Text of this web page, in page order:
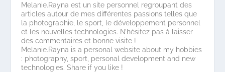
Melanie.Rayna est un site personnel regroupant des
articles autour de mes différentes passions telles que
la photographie, le sport, le développement personnel
et les nouvelles technologies. N’hésitez pas à laisser
des commentaires et bonne visite !
Melanie.Rayna is a personal website about my hobbies
: photography, sport, personal development and new
technologies. Share if you like !